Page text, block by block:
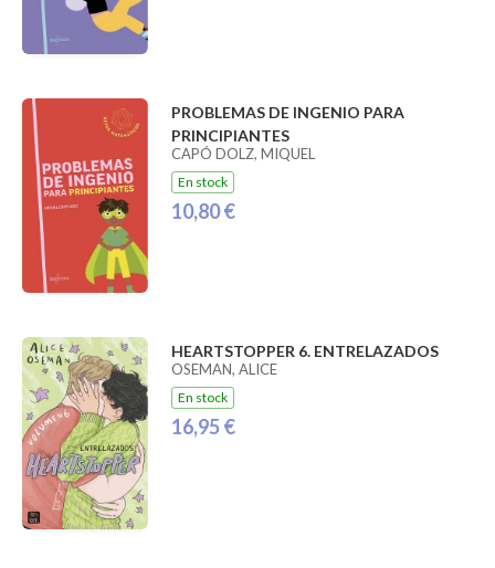
PROBLEMAS DE INGENIO PARA
PRINCIPIANTES
CAPÓ DOLZ, MIQUEL
En stock
10,80 €
HEARTSTOPPER 6. ENTRELAZADOS
OSEMAN, ALICE
En stock
16,95 €